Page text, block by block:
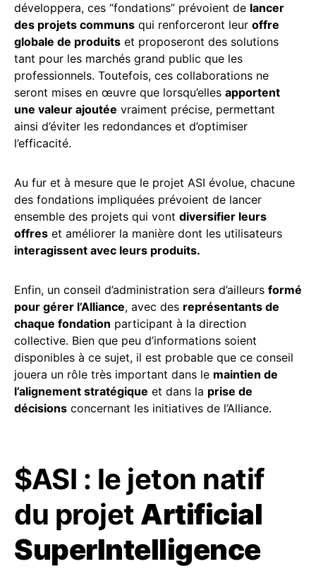
développera, ces “fondations” prévoient de lancer
des projets communs qui renforceront leur offre
globale de produits et proposeront des solutions
tant pour les marchés grand public que les
professionnels. Toutefois, ces collaborations ne
seront mises en œuvre que lorsqu’elles apportent
une valeur ajoutée vraiment précise, permettant
ainsi d’éviter les redondances et d’optimiser
l’efficacité.
Au fur et à mesure que le projet ASI évolue, chacune
des fondations impliquées prévoient de lancer
ensemble des projets qui vont diversifier leurs
offres et améliorer la manière dont les utilisateurs
interagissent avec leurs produits.
Enfin, un conseil d’administration sera d’ailleurs formé
pour gérer l’Alliance, avec des représentants de
chaque fondation participant à la direction
collective. Bien que peu d’informations soient
disponibles à ce sujet, il est probable que ce conseil
jouera un rôle très important dans le maintien de
l’alignement stratégique et dans la prise de
décisions concernant les initiatives de l’Alliance.
$ASI : le jeton natif
du projet Artificial
SuperIntelligence